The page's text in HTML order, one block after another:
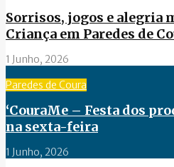
Sorrisos, jogos e alegria
Criança em Paredes de
1 Junho, 2026
Paredes de Coura
‘CouraMe – Festa dos
na sexta-feira
1 Junho, 2026